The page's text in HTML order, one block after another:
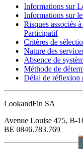
Informations sur
Informations sur
Risques associés
Participatif
Critères de
Nature des
Absence de
Méthode de
Délai de réflexion
LookandFin SA
Avenue Louise 475, B-
BE 0846.783.769